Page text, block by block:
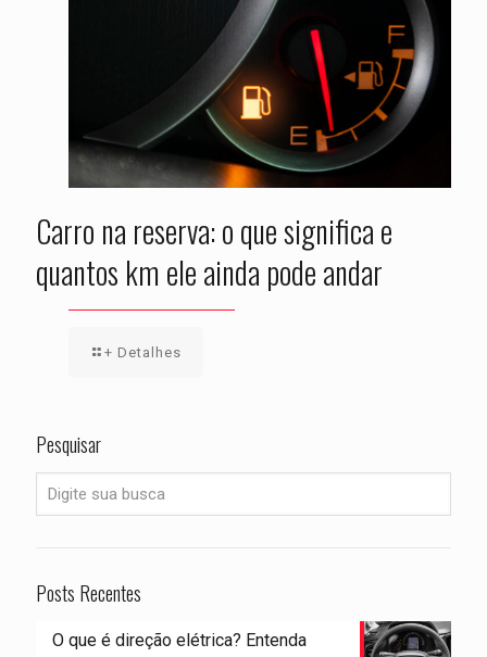
Carro na reserva: o que significa e
quantos km ele ainda pode andar
+ Detalhes
Pesquisar
Posts Recentes
O que é direção elétrica? Entenda